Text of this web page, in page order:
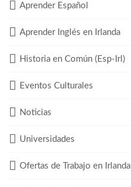
Aprender Español
Aprender Inglés en Irlanda
Historia en Común (Esp-Irl)
Eventos Culturales
Noticias
Universidades
Ofertas de Trabajo en Irlanda